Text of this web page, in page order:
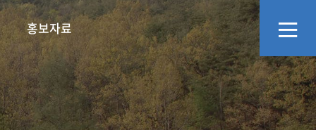
정보공개 오시는길
술교육사 에고,어르신의 넋두
지역관광추진조직(DMO)
문화·관광소식 소통창구
홍보자료
영상자료 언론보도